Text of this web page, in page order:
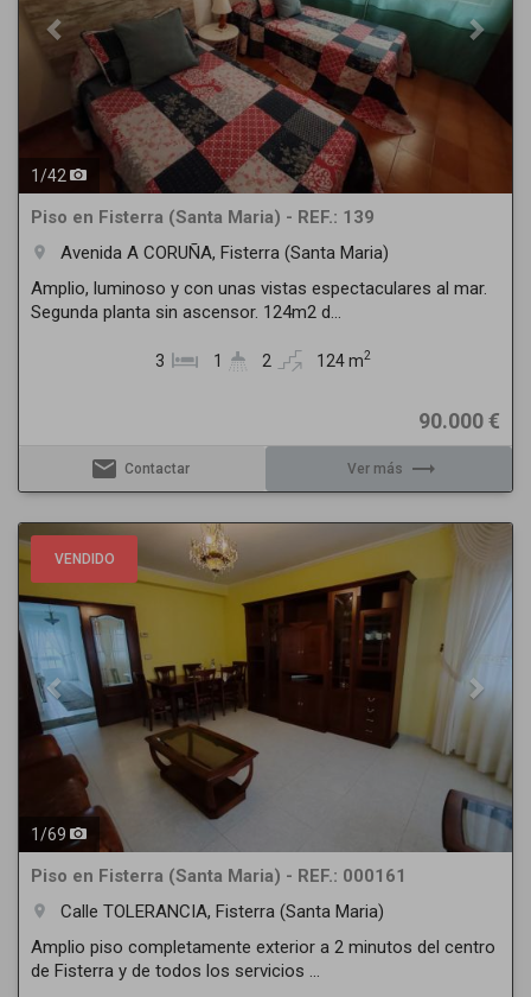
1/42
Piso en Fisterra (Santa Maria) - REF.: 139
room
Avenida A CORUÑA, Fisterra (Santa Maria)
Amplio, luminoso y con unas vistas espectaculares al mar.
Segunda planta sin ascensor. 124m2 d...
3 1 2 124 m2
90.000 €
email Contactar Ver más trending_flat
VENDIDO
Previous Next
1/69
Piso en Fisterra (Santa Maria) - REF.: 000161
room
Calle TOLERANCIA, Fisterra (Santa Maria)
Amplio piso completamente exterior a 2 minutos del centro
de Fisterra y de todos los servicios ...